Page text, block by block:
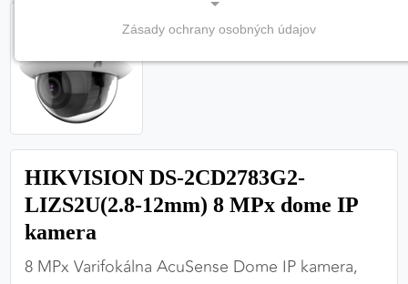
HIKVISION DS-2CD2783G2-
LIZS2U(2.8-12mm) 8 MPx dome IP
kamera
8 MPx Varifokálna AcuSense Dome IP kamera,
(vždy aktívne, nemožno vypnúť)
Tieto cookies sú potrebné na správne fungovanie
webovej stránky a bez nich by nebolo možné
zabezpečiť jej plnú funkčnosť.
Nevyhnutné cookies
PREFERENČNÉ COOKIES
Zásady ochrany osobných údajov